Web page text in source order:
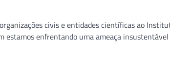
civis e entidades científicas ao
estamos enfrentando uma ameaça